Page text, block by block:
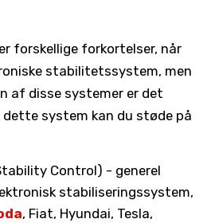
forskellige forkortelser, når
stabilitetssystem, men
af disse systemer er det
system kan du støde på
Control) - generel
stabiliseringssystem,
, Fiat, Hyundai, Tesla,